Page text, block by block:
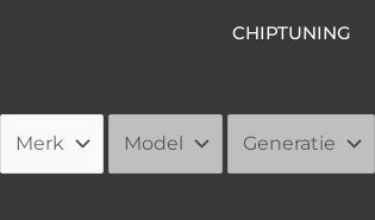
CHIPTUNING